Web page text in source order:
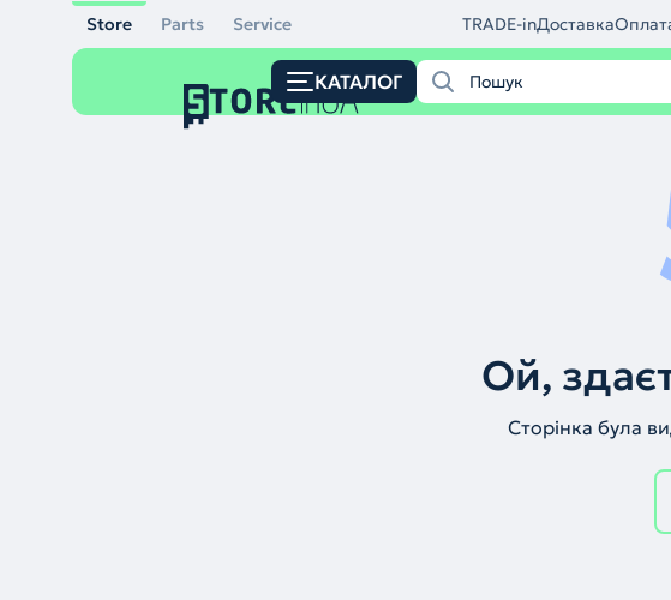
Store Parts Service TRADE-inДоставка
КАТАЛОГ
Ой,
Сторінка була